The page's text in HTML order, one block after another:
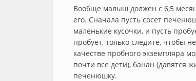
Вообще малыш должен с 6,5
его. Сначала пусть сосет
маленькие кусочки, и пусть
пробует, только следите, чтобы
качестве пробного экземпляра
почти все дети), банан (давятся
печенюшку.